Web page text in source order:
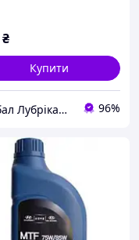
₴
Купити
Глобал Лубрікантс Україна 96%